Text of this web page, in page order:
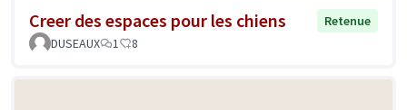
Creer des espaces pour les chiens
Retenue
DUSEAUX
1 8